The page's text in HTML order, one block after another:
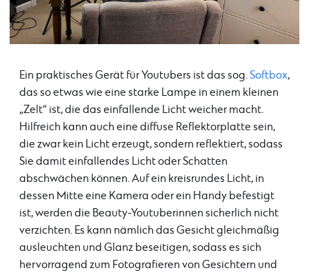
Ein praktisches Gerät für Youtubers ist das sog.Softbox,
das so etwas wie eine starke Lampe in einem kleinen
„Zelt“ ist, die das einfallende Licht weicher macht.
Hilfreich kann auch eine diffuse Reflektorplatte sein,
die zwar kein Licht erzeugt, sondern reflektiert, sodass
Sie damit einfallendes Licht oder Schatten
abschwächen können. Auf ein kreisrundes Licht, in
dessen Mitte eine Kamera oder ein Handy befestigt
ist, werden die Beauty-Youtuberinnen sicherlich nicht
verzichten. Es kann nämlich das Gesicht gleichmäßig
ausleuchten und Glanz beseitigen, sodass es sich
hervorragend zum Fotografieren von Gesichtern und